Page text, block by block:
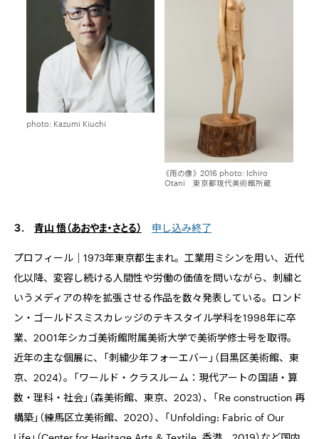
photo: Kazumi Kiuchi
《雨の像》 2016 photo: Ichiro
Otani 東京都現代美術館所蔵
３. 青山 悟（あおやま・さとる） 申し込み終了
プロフィール｜ 1973年東京都生まれ。工業用ミシンを用い、近代
化以降、変容し続ける人間性や労働の価値を問いながら、刺繍と
いうメディアの枠を拡張させる作品を数々発表している。ロンド
ン・ゴールドスミスカレッジのテキスタイル学科を1998年に卒
業、 2001年シカゴ美術館附属美術大学で美術学修士号を取得。
近年の主な個展に、「刺繍少年フォーエバー」（目黒区美術館、東
京、2024）。「ワールド・クラスルーム：現代アートの国語・算
数・理科・社会」（森美術館、東京、 2023）、「Re construction 再
構築」（練馬区立美術館、 2020）、「Unfolding: Fabric of Our